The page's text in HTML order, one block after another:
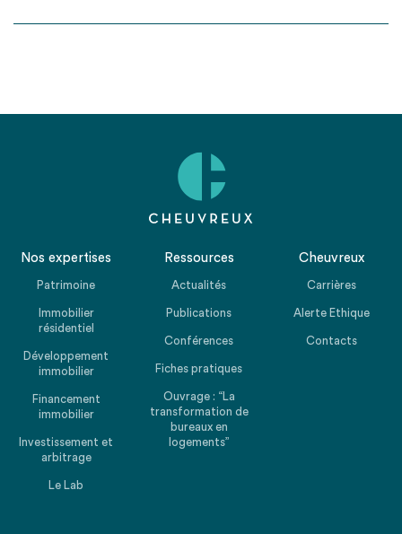
Nos expertises
Patrimoine
Immobilier
résidentiel
Développement
immobilier
Financement
immobilier
Investissement et
arbitrage
Le Lab
Ressources
Actualités
Publications
Conférences
Fiches pratiques
Ouvrage : “La
transformation de
bureaux en
logements”
Cheuvreux
Carrières
Alerte Ethique
Contacts